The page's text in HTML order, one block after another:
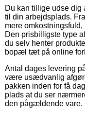
Du kan tillige udse dig
til din arbejdsplads.
mere
Den prisbilligste type
du selv henter
bopæl tæt på online
Antal dages levering
være usædvanlig
pakken inden for få
plads at du ser
den pågældende vare.